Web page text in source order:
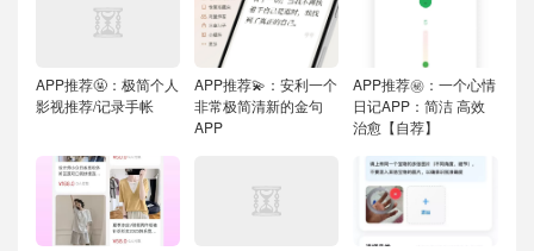
APP推荐🤬：极简个人
影视推荐/记录手帐
APP推荐💫：安利一个
非常极简清新的金句
APP
APP推荐㊙️：一个心情
日记APP：简洁 高效
治愈【自荐】